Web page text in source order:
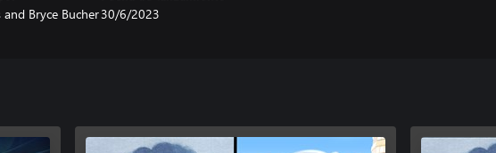
Bryce Bucher30/6/2023